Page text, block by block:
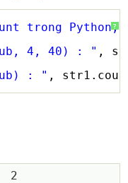
?
trong
4, 40) : " ,
: " ,
2